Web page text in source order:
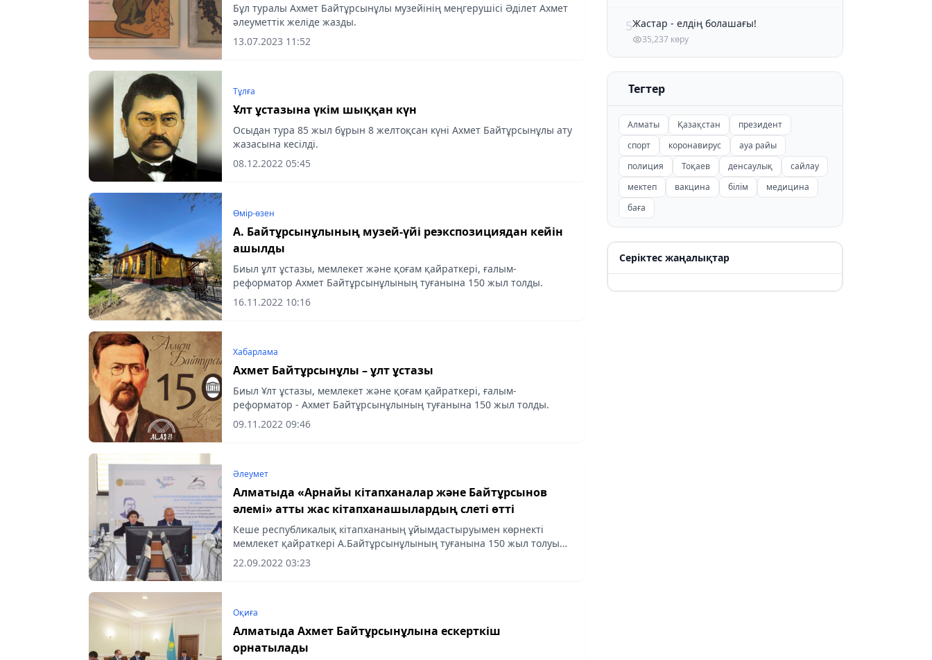
Бұл туралы Ахмет Байтұрсынұлы музейінің меңгерушісі Әділет Ахмет
әлеуметтік желіде жазды.
13.07.2023 11:52
Тұлға
Ұлт ұстазына үкім шыққан күн
Осыдан тура 85 жыл бұрын 8 желтоқсан күні Ахмет Байтұрсынұлы ату
жазасына кесілді.
08.12.2022 05:45
Өмір-өзен
А. Байтұрсынұлының музей-үйі реэкспозициядан кейін
ашылды
Биыл ұлт ұстазы, мемлекет және қоғам қайраткері, ғалым-
реформатор Ахмет Байтұрсынұлының туғанына 150 жыл толды.
16.11.2022 10:16
Хабарлама
Ахмет Байтұрсынұлы – ұлт ұстазы
Биыл Ұлт ұстазы, мемлекет және қоғам қайраткері, ғалым-
реформатор - Ахмет Байтұрсынұлының туғанына 150 жыл толды.
09.11.2022 09:46
Әлеумет
Алматыда «Арнайы кітапханалар және Байтұрсынов
әлемі» атты жас кітапханашылардың слеті өтті
Кеше республикалық кітапхананың ұйымдастыруымен көрнекті
мемлекет қайраткері А.Байтұрсынұлының туғанына 150 жыл толуына
арналған «Арнайы кітапханалар және Байтұрсынов әлемі»
тақырыбында...
22.09.2022 03:23
Оқиға
Алматыда Ахмет Байтұрсынұлына ескерткіш
орнатылады
5Жастар - елдің болашағы!
35,237 көру
Тегтер
Алматы Қазақстан
президент
спорт
коронавирус
ауа райы
полиция
Тоқаев денсаулық
сайлау
мектеп
вакцина білім
медицина
баға
Серіктес жаңалықтар